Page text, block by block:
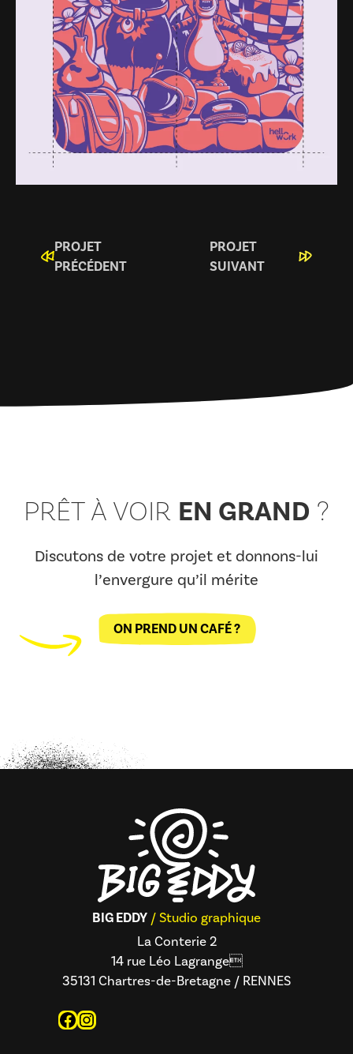
PROJET
PRÉCÉDENT
PROJET
SUIVANT
PRÊT À VOIR EN GRAND ?
Discutons de votre projet et donnons-lui
l’envergure qu’il mérite
ON PREND UN CAFÉ ?
BIG EDDY / Studio graphique
La Conterie 2
14 rue Léo Lagrange
35131 Chartres-de-Bretagne / RENNES
Facebook
Instagram